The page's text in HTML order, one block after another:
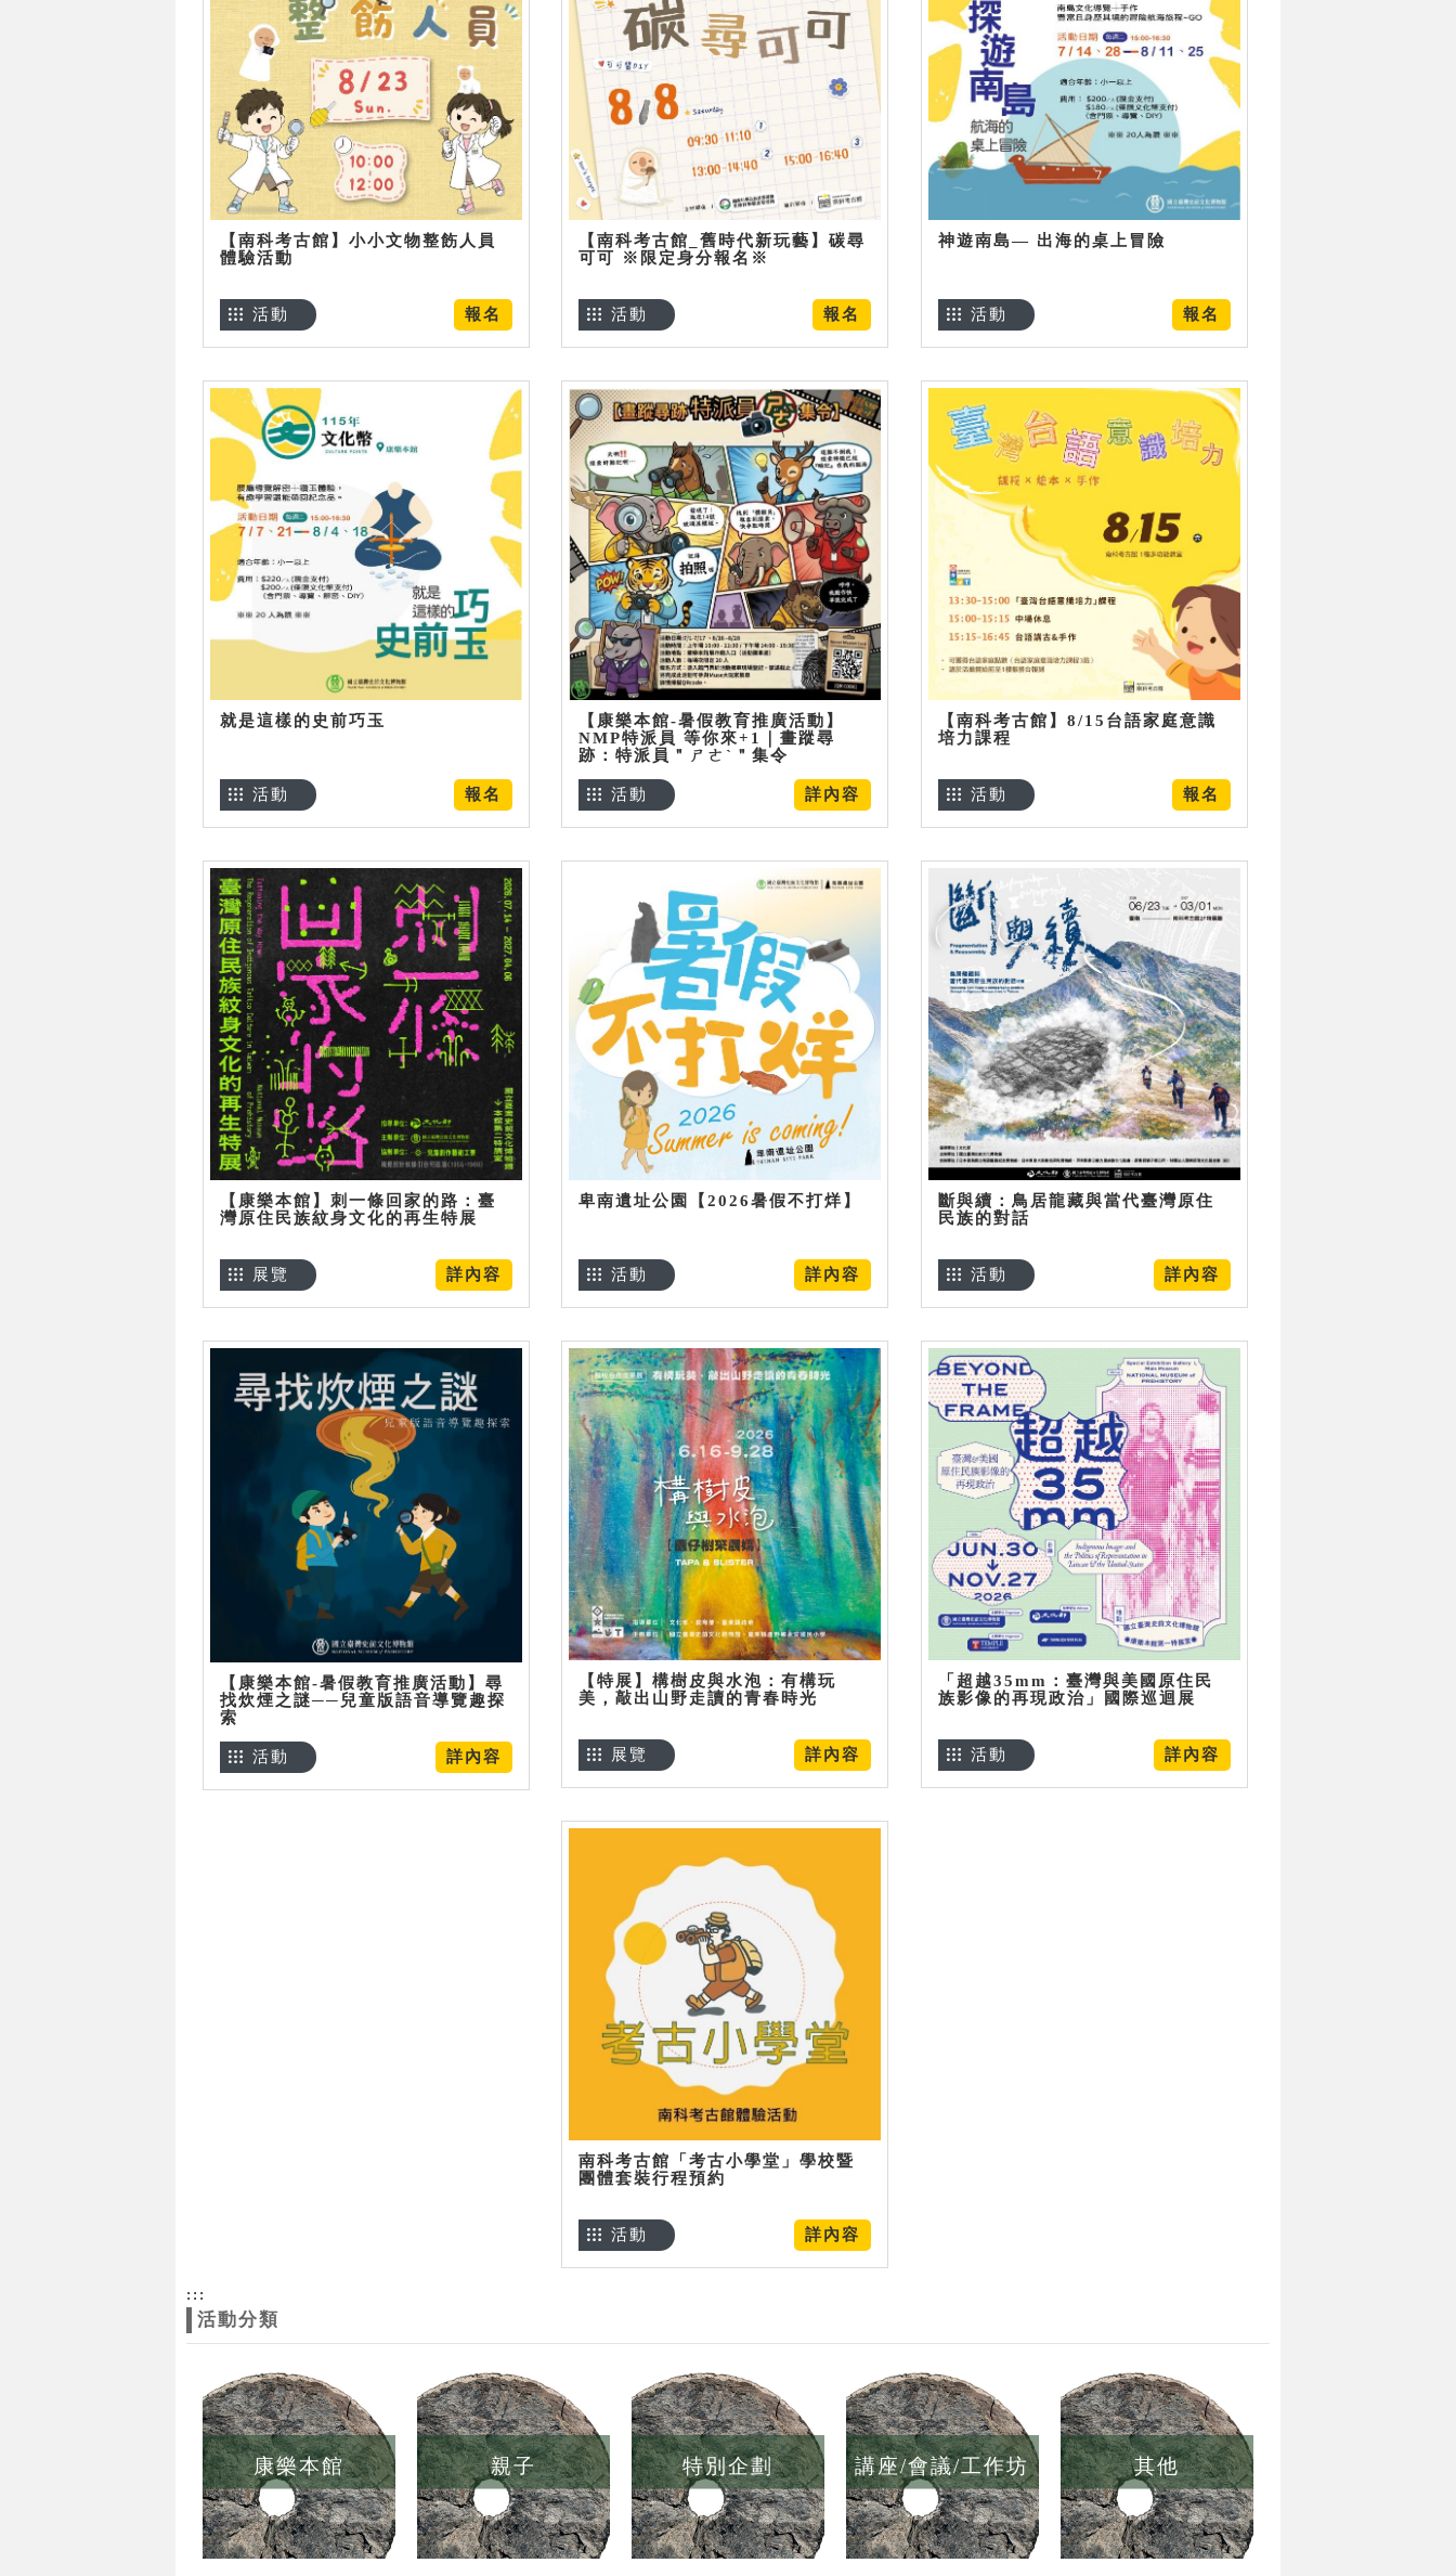
【南科考古館】小小文物整飭人員
體驗活動
報名
活動
【南科考古館_舊時代新玩藝】碳尋
可可 ※限定身分報名※
報名
活動
神遊南島— 出海的桌上冒險
報名
活動
就是這樣的史前巧玉
報名
活動
【康樂本館-暑假教育推廣活動】
NMP特派員 等你來+1｜畫蹤尋
跡：特派員＂ㄕㄜˋ＂集令
詳內容
活動
【南科考古館】8/15台語家庭意識
培力課程
報名
活動
【康樂本館】刺一條回家的路：臺
灣原住民族紋身文化的再生特展
詳內容
展覽
卑南遺址公園【2026暑假不打烊】
詳內容
活動
斷與續：鳥居龍藏與當代臺灣原住
民族的對話
詳內容
活動
【康樂本館-暑假教育推廣活動】尋
找炊煙之謎──兒童版語音導覽趣探
索
詳內容
活動
【特展】構樹皮與水泡：有構玩
美，敲出山野走讀的青春時光
詳內容
展覽
「超越35mm：臺灣與美國原住民
族影像的再現政治」國際巡迴展
詳內容
活動
南科考古館「考古小學堂」學校暨
團體套裝行程預約
詳內容
活動
:::
活動分類
康樂本館 親子 特別企劃 講座/會議/工作坊 其他